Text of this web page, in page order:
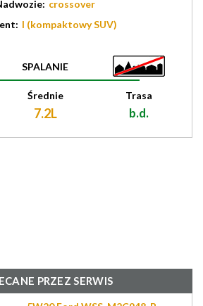
crossover
I (kompaktowy SUV)
SPALANIE
Średnie
7.2L
Trasa
b.d.
PRZEZ SERWIS